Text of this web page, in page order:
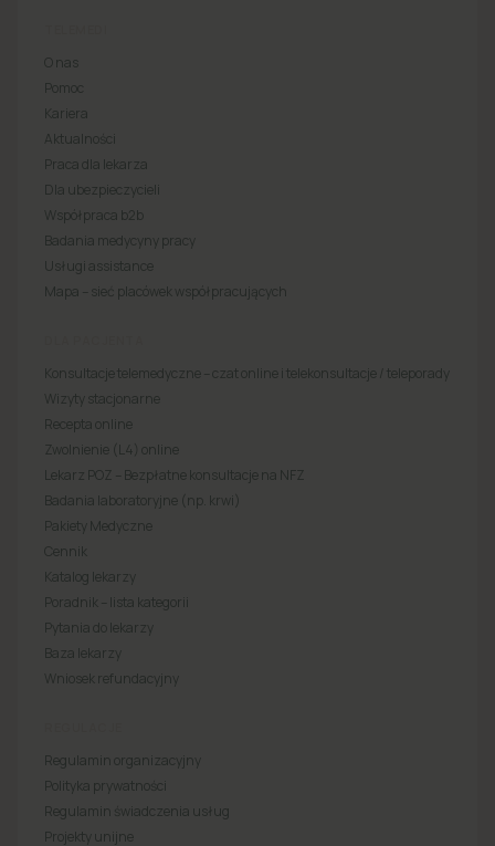
O nas
Pomoc
Kariera
Aktualności
Praca dla lekarza
Dla ubezpieczycieli
Współpraca b2b
Badania medycyny pracy
Usługi assistance
Mapa – sieć placówek współpracujących
Konsultacje telemedyczne – czat online i telekonsultacje / teleporady
Wizyty stacjonarne
Recepta online
Zwolnienie (L4) online
Lekarz POZ – Bezpłatne konsultacje na NFZ
Badania laboratoryjne (np. krwi)
Pakiety Medyczne
Cennik
Katalog lekarzy
Poradnik – lista kategorii
Pytania do lekarzy
Baza lekarzy
Wniosek refundacyjny
Regulamin organizacyjny
Polityka prywatności
Regulamin świadczenia usług
Projekty unijne